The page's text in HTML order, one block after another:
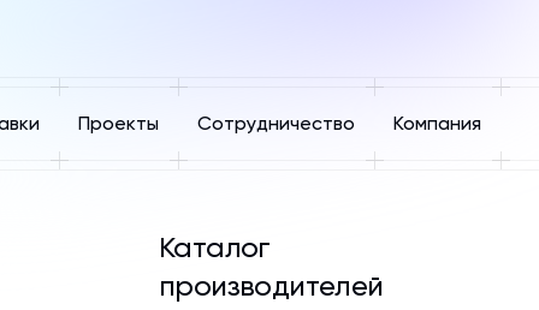
Проекты Сотрудничество Компания
Каталог
производителей